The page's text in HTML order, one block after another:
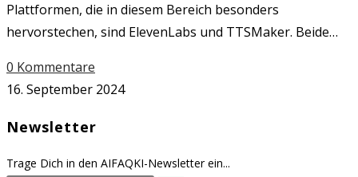
Plattformen, die in diesem Bereich besonders
hervorstechen, sind ElevenLabs und TTSMaker. Beide…
0 Kommentare
16. September 2024
Newsletter
Trage Dich in den AIFAQKI-Newsletter ein...